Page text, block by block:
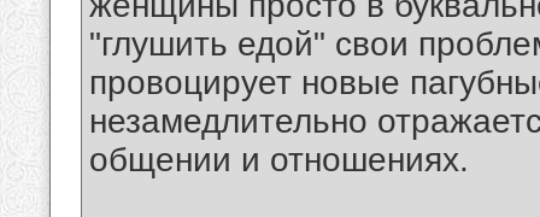
"глушить едой" свои
провоцирует новые
незамедлительно
общении и отношениях.